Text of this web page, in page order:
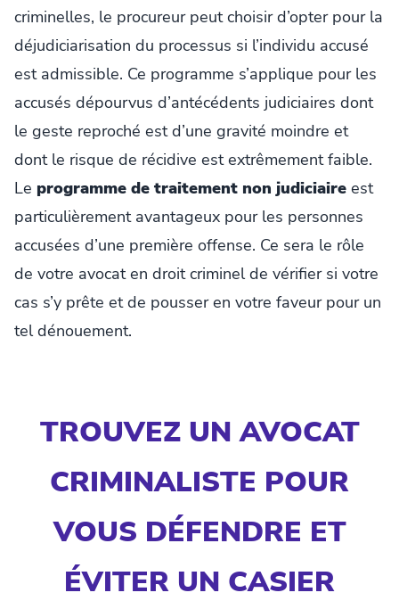
criminelles, le procureur peut choisir d’opter pour la
déjudiciarisation du processus si l’individu accusé
est admissible. Ce programme s’applique pour les
accusés dépourvus d’antécédents judiciaires dont
le geste reproché est d’une gravité moindre et
dont le risque de récidive est extrêmement faible.
Le programme de traitement non judiciaire est
particulièrement avantageux pour les personnes
accusées d’une première offense. Ce sera le rôle
de votre avocat en droit criminel de vérifier si votre
cas s’y prête et de pousser en votre faveur pour un
tel dénouement.
TROUVEZ UN AVOCAT
CRIMINALISTE POUR
VOUS DÉFENDRE ET
ÉVITER UN CASIER